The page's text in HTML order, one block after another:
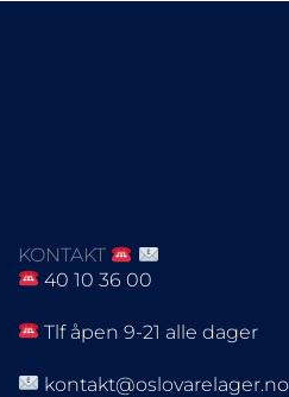
KONTAKT
40 10 36 00
Tlf åpen 9-21 alle dager
kontakt@oslovarelager.no